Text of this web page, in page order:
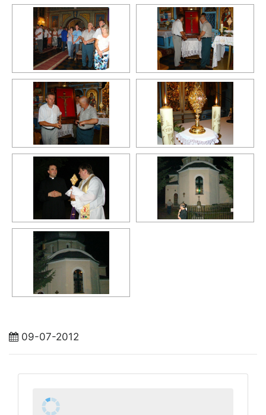
09-07-2012